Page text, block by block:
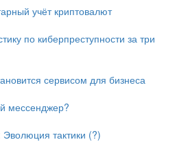
учёт криптовалют
по киберпреступности за три
сервисом для бизнеса
мессенджер?
тактики (?)